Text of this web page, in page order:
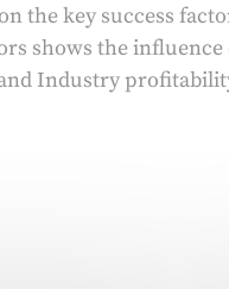
the key success
shows the
Industry